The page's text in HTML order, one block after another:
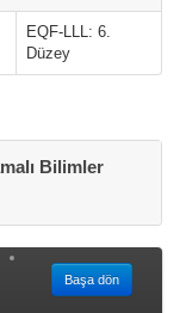
EQF-LLL: 6.
Düzey
Bilimler
Başa dön